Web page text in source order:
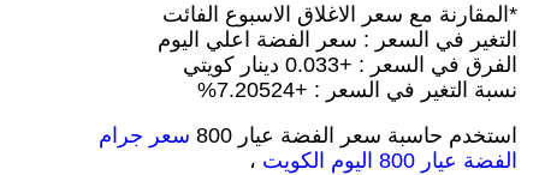
*المقارنة مع سعر الاغلاق الاسبوع الفائت
التغير في السعر : سعر الفضة اعلي اليوم
الفرق في السعر : +0.033 دينار كويتي
نسبة التغير في السعر : +7.20524%
استخدم حاسبة سعر الفضة عيار 800
سعر جرام
الفضة عيار 800 اليوم الكويت
،